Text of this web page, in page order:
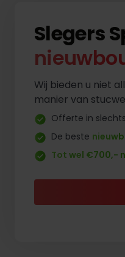
Slegers
Wij bieden u niet
manier van
Offerte in slechts
De beste
Tot wel €700,-